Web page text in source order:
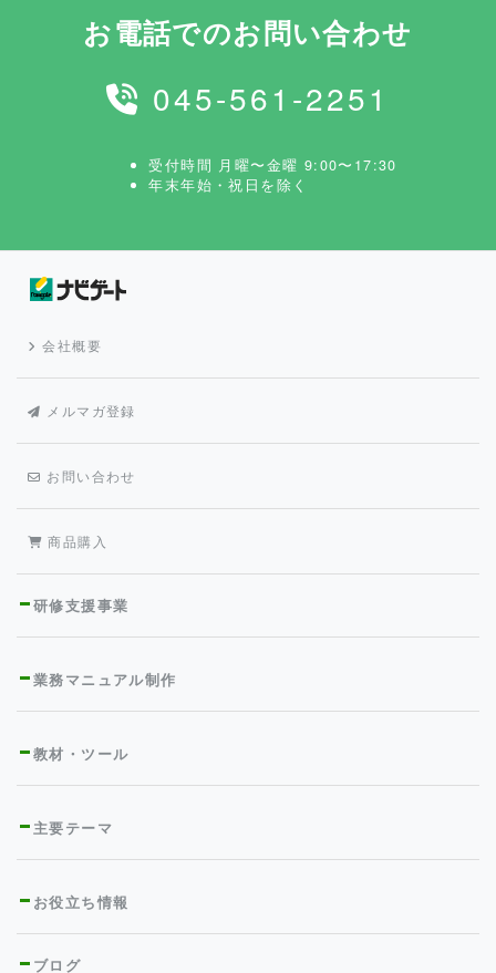
お電話でのお問い合わせ
045-561-2251
受付時間 月曜〜金曜 9:00〜17:30
年末年始・祝日を除く
会社概要
メルマガ登録
お問い合わせ
商品購入
研修支援事業
業務マニュアル制作
教材・ツール
主要テーマ
お役立ち情報
ブログ